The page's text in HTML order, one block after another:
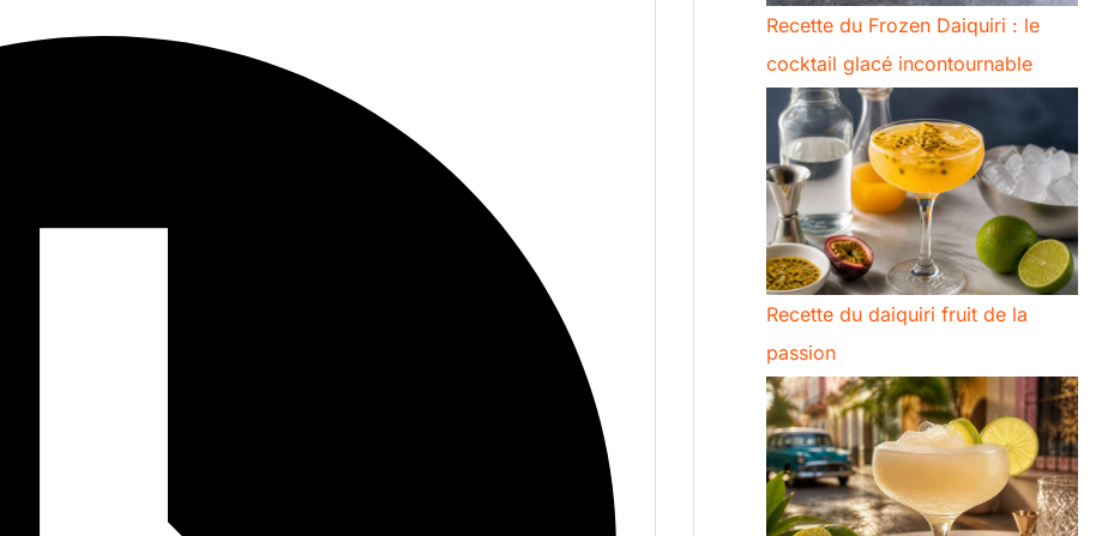
Recette du Frozen Daiquiri : le
cocktail glacé incontournable
Recette du daiquiri fruit de la
passion